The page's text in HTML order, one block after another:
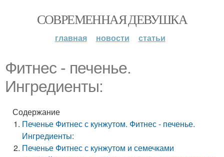
СОВРЕМЕННАЯ ДЕВУШКА
главная новости статьи
Фитнес - печенье.
Ингредиенты:
Содержание
Печенье Фитнес с кунжутом. Фитнес - печенье.
Ингредиенты:
Печенье Фитнес с кунжутом и семечками